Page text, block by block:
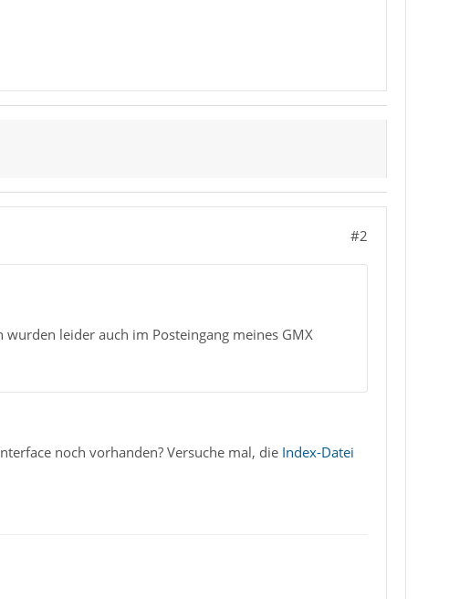
#2
leider auch im Posteingang meines GMX
noch vorhanden? Versuche mal, die Index-Datei